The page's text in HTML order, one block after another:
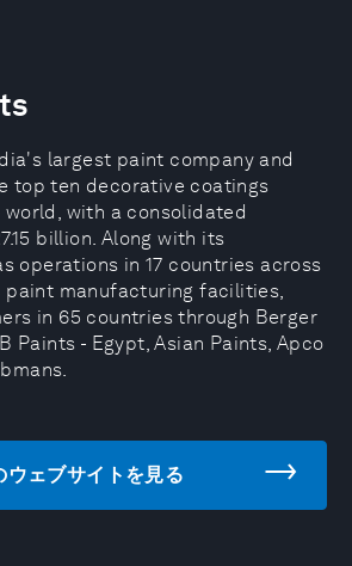
largest paint company and
top ten decorative coatings
with a consolidated
billion. Along with its
operations in 17 countries across
paint manufacturing facilities,
in 65 countries through Berger
Paints - Egypt, Asian Paints, Apco
ェブサイトを見る